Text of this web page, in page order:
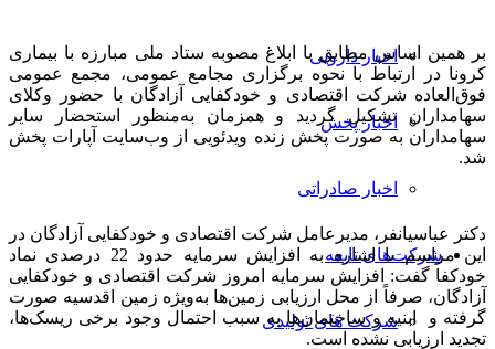
اخبار دارویی
اخبار پخش
اخبار صادراتی
شرکت‌های تابعه
شرکت های تولیدی
بر همین اساس مطابق با ابلاغ مصوبه ستاد ملی مبارزه با بیماری
کرونا در ارتباط با نحوه برگزاری مجامع عمومی، مجمع عمومی
فوق‌العاده شرکت اقتصادی و خودکفایی آزادگان با حضور وکلای
سهامداران تشکیل گردید و همزمان به‌منظور استحضار سایر
سهامداران به صورت پخش زنده ویدئویی از وب‌سایت آپارات پخش
شد.
دکتر عباسیانفر، مدیرعامل شرکت اقتصادی و خودکفایی آزادگان در
این مراسم با اشاره به افزایش سرمایه حدود 22 درصدی نماد
خودکفا گفت: افزایش سرمایه امروز شرکت اقتصادی و خودکفایی
آزادگان، صرفاً از محل ارزیابی زمین‌ها به‌ویژه زمین اقدسیه صورت
گرفته و ابنیه و ساختمان‌ها به سبب احتمال وجود برخی ریسک‌ها،
تجدید ارزیابی نشده است.